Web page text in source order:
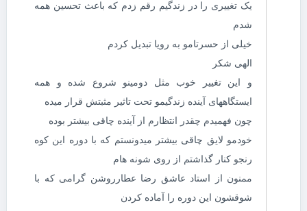
یک تغییری را در زندگیم رقم زدم که باعث تحسین همه
شدم
خیلی از حسرتامو به رویا تبدیل کردم
الهی شکر
و این تغییر خوب مثل دومینو شروع شده و همه
ایستگاههای آینده زندگیمو تحت تاثیر مثبتش قرار میده
چون فهمیدم چقدر انتظارم از آینده چاقی بیشتر بوده
خودمو لایق چاقی بیشتر میدونستم که با دوره این کوه
رنجو کنار گذاشتم از روی شونه هام
ممنون از استاد عاشق رضا عطارروشن گرامی که با
شوقشون این دوره را آماده کردن